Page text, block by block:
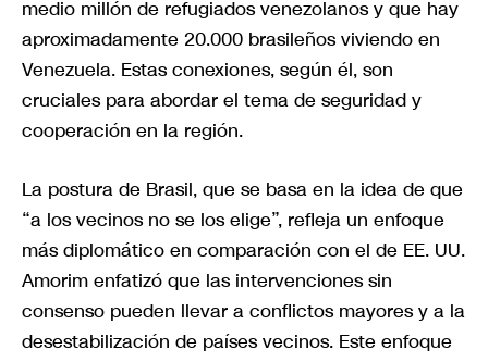
medio millón de refugiados venezolanos y que hay
aproximadamente 20.000 brasileños viviendo en
Venezuela. Estas conexiones, según él, son
cruciales para abordar el tema de seguridad y
cooperación en la región.
La postura de Brasil, que se basa en la idea de que
“a los vecinos no se los elige”, refleja un enfoque
más diplomático en comparación con el de EE. UU.
Amorim enfatizó que las intervenciones sin
consenso pueden llevar a conflictos mayores y a la
desestabilización de países vecinos. Este enfoque